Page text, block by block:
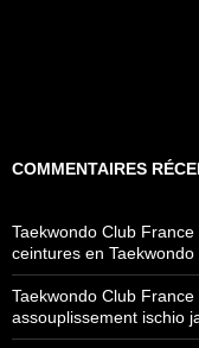
COMMENTAIRES
Taekwondo Club France
ceintures en Taekwondo
Taekwondo Club France
assouplissement ischio